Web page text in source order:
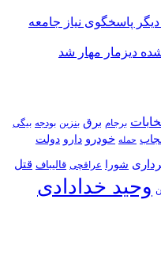
پاسخگوی نیاز جامعه
دیزمار مهار شد
برجام برق بنزین بودجه بیگی
حمله خودرو دارو دولت
شورا عراقچی قالیباف قتل
وحید خدادادی